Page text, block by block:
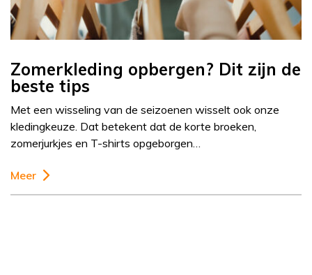
Zomerkleding opbergen? Dit zijn de
beste tips
Met een wisseling van de seizoenen wisselt ook onze
kledingkeuze. Dat betekent dat de korte broeken,
zomerjurkjes en T-shirts opgeborgen…
Meer